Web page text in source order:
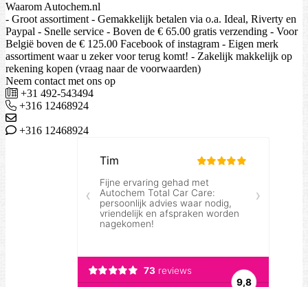
Waarom Autochem.nl
- Groot assortiment - Gemakkelijk betalen via o.a. Ideal, Riverty en
Paypal - Snelle service - Boven de € 65.00 gratis verzending - Voor
België boven de € 125.00 Facebook of instagram - Eigen merk
assortiment waar u zeker voor terug komt! - Zakelijk makkelijk op
rekening kopen (vraag naar de voorwaarden)
Neem contact met ons op
+31 492-543494
+316 12468924
+316 12468924